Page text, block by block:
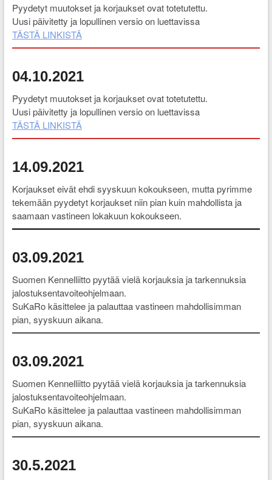
Pyydetyt muutokset ja korjaukset ovat totetutettu.
Uusi päivitetty ja lopullinen versio on luettavissa
TÄSTÄ LINKISTÄ
04.10.2021
Pyydetyt muutokset ja korjaukset ovat totetutettu.
Uusi päivitetty ja lopullinen versio on luettavissa
TÄSTÄ LINKISTÄ
14.09.2021
Korjaukset eivät ehdi syyskuun kokoukseen, mutta pyrimme
tekemään pyydetyt korjaukset niin pian kuin mahdollista ja
saamaan vastineen lokakuun kokoukseen.
03.09.2021
Suomen Kennelliitto pyytää vielä korjauksia ja tarkennuksia
jalostuksentavoiteohjelmaan.
SuKaRo käsittelee ja palauttaa vastineen mahdollisimman
pian, syyskuun aikana.
03.09.2021
Suomen Kennelliitto pyytää vielä korjauksia ja tarkennuksia
jalostuksentavoiteohjelmaan.
SuKaRo käsittelee ja palauttaa vastineen mahdollisimman
pian, syyskuun aikana.
30.5.2021